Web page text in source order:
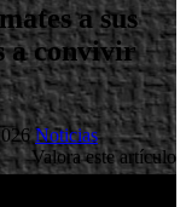
a sus
a convivir
Noticias
Valora este artículo